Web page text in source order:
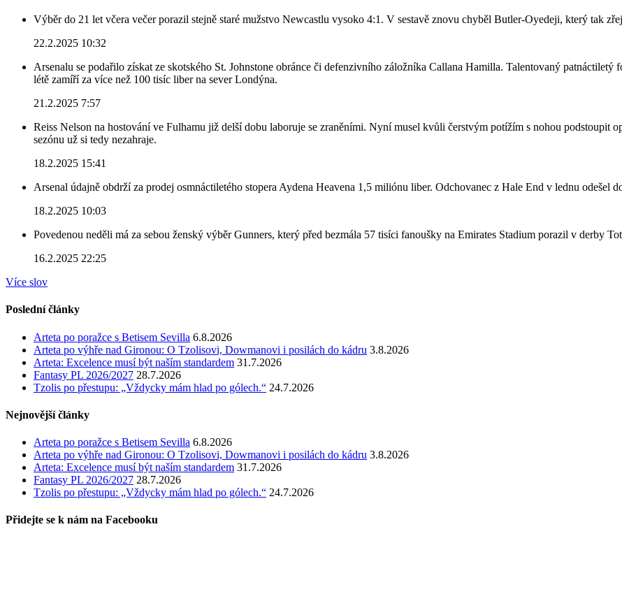
Výběr do 21 let včera večer porazil stejně staré mužstvo Newcastlu vysoko 4:1. V sestavě znovu chyběl Butler-Oyedeji, který tak
22.2.2025 10:32
Arsenalu se podařilo získat ze skotského St. Johnstone obránce či defenzivního záložníka Callana Hamilla. Talentovaný
létě zamíří za více než 100 tisíc liber na sever Londýna.
21.2.2025 7:57
Reiss Nelson na hostování ve Fulhamu již delší dobu laboruje se zraněními. Nyní musel kvůli čerstvým potížím s nohou podstoupit
sezónu už si tedy nezahraje.
18.2.2025 15:41
Arsenal údajně obdrží za prodej osmnáctiletého stopera Aydena Heavena 1,5 miliónu liber. Odchovanec z Hale End v lednu odešel
18.2.2025 10:03
Povedenou neděli má za sebou ženský výběr Gunners, který před bezmála 57 tisíci fanoušky na Emirates Stadium porazil v derby
16.2.2025 22:25
Více slov
Poslední články
Arteta po poražce s Betisem Sevilla 6.8.2026
Arteta po výhře nad Gironou: O Tzolisovi, Dowmanovi i posilách do kádru 3.8.2026
Arteta: Excelence musí být naším standardem 31.7.2026
Fantasy PL 2026/2027 28.7.2026
Tzolis po přestupu: „Vždycky mám hlad po gólech.“ 24.7.2026
Nejnovější články
Arteta po poražce s Betisem Sevilla 6.8.2026
Arteta po výhře nad Gironou: O Tzolisovi, Dowmanovi i posilách do kádru 3.8.2026
Arteta: Excelence musí být naším standardem 31.7.2026
Fantasy PL 2026/2027 28.7.2026
Tzolis po přestupu: „Vždycky mám hlad po gólech.“ 24.7.2026
Přidejte se k nám na Facebooku